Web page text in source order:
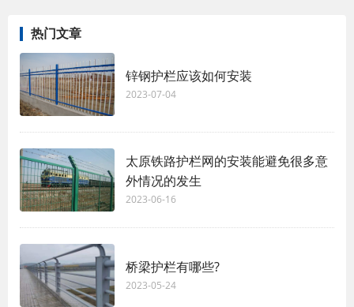
热门文章
锌钢护栏应该如何安装
2023-07-04
太原铁路护栏网的安装能避免很多意
外情况的发生
2023-06-16
桥梁护栏有哪些?
2023-05-24